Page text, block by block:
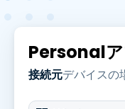
Personalア
接続元デバイスの